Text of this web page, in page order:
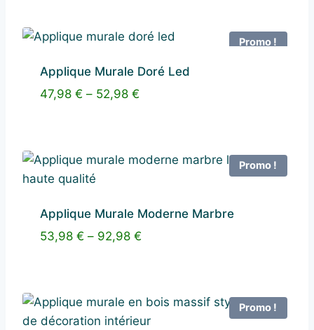
Promo !
Applique Murale Doré Led
47,98 € – 52,98 €
Promo !
Applique Murale Moderne Marbre
53,98 € – 92,98 €
Promo !